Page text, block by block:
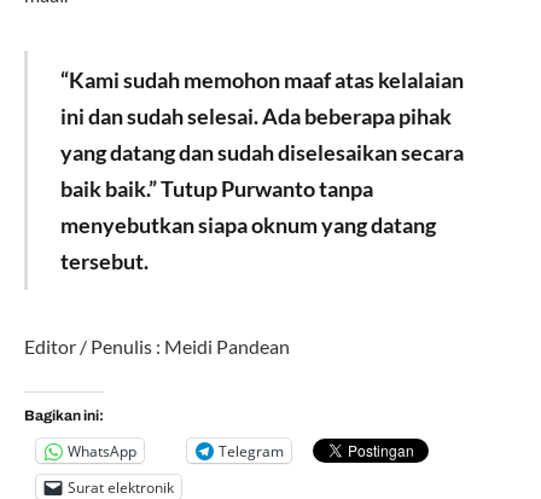
“Kami sudah memohon maaf atas kelalaian
ini dan sudah selesai. Ada beberapa pihak
yang datang dan sudah diselesaikan secara
baik baik.” Tutup Purwanto tanpa
menyebutkan siapa oknum yang datang
tersebut.
Editor / Penulis : Meidi Pandean
Bagikan ini:
WhatsApp
Telegram
Surat elektronik